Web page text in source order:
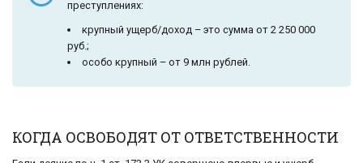
преступлениях:
крупный ущерб/доход – это сумма от 2 250 000
руб.;
особо крупный – от 9 млн рублей.
КОГДА ОСВОБОДЯТ ОТ ОТВЕТСТВЕННОСТИ